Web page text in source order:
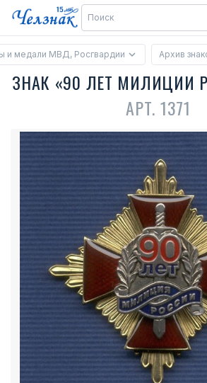
и медали МВД, Росгвардии Архив
ЗНАК «90 ЛЕТ МИЛИЦИИ
АРТ. 1371